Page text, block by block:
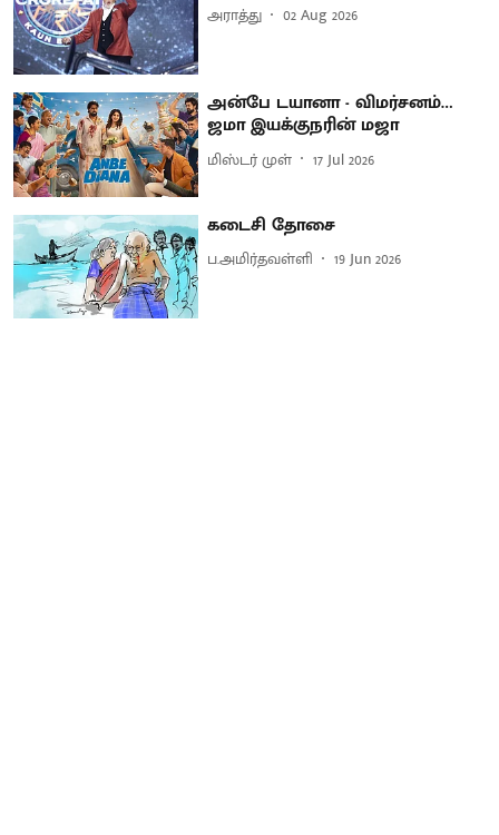
அராத்து 02 Aug 2026
அன்பே டயானா - விமர்சனம்…
ஜமா இயக்குநரின் மஜா
மிஸ்டர் முள் 17 Jul 2026
கடைசி தோசை
ப.அமிர்தவள்ளி 19 Jun 2026